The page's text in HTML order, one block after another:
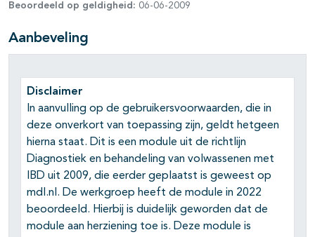
open- en dichtklappen
open- en dichtklappen
Beoordeeld op geldigheid: 06-06-2009
Aanbeveling
Disclaimer
In aanvulling op de gebruikersvoorwaarden, die in
deze onverkort van toepassing zijn, geldt hetgeen
hierna staat. Dit is een module uit de richtlijn
Diagnostiek en behandeling van volwassenen met
IBD uit 2009, die eerder geplaatst is geweest op
mdl.nl. De werkgroep heeft de module in 2022
beoordeeld. Hierbij is duidelijk geworden dat de
module aan herziening toe is. Deze module is